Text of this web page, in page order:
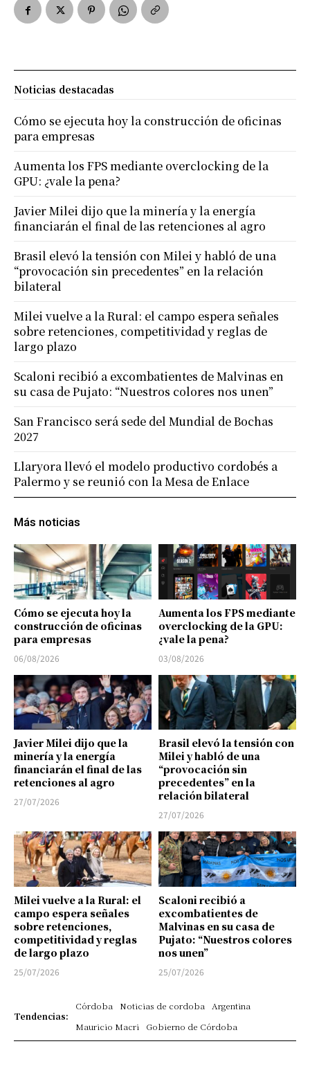
Más noticias
Cómo se ejecuta hoy la
construcción de oficinas
para empresas
06/08/2026
Aumenta los FPS mediante
overclocking de la GPU:
¿vale la pena?
03/08/2026
Javier Milei dijo que la
minería y la energía
financiarán el final de las
retenciones al agro
27/07/2026
Brasil elevó la tensión con
Milei y habló de una
“provocación sin
precedentes” en la
relación bilateral
27/07/2026
Milei vuelve a la Rural: el
campo espera señales
sobre retenciones,
competitividad y reglas
de largo plazo
25/07/2026
Scaloni recibió a
excombatientes de
Malvinas en su casa de
Pujato: “Nuestros colores
nos unen”
25/07/2026
Tendencias:
Córdoba Noticias de cordoba
Argentina
Mauricio Macri
Gobierno de Córdoba
Noticias destacadas
Cómo se ejecuta hoy la construcción de oficinas
para empresas
Aumenta los FPS mediante overclocking de la
GPU: ¿vale la pena?
Javier Milei dijo que la minería y la energía
financiarán el final de las retenciones al agro
Brasil elevó la tensión con Milei y habló de una
“provocación sin precedentes” en la relación
bilateral
Milei vuelve a la Rural: el campo espera señales
sobre retenciones, competitividad y reglas de
largo plazo
Scaloni recibió a excombatientes de Malvinas en
su casa de Pujato: “Nuestros colores nos unen”
San Francisco será sede del Mundial de Bochas
2027
Llaryora llevó el modelo productivo cordobés a
Palermo y se reunió con la Mesa de Enlace